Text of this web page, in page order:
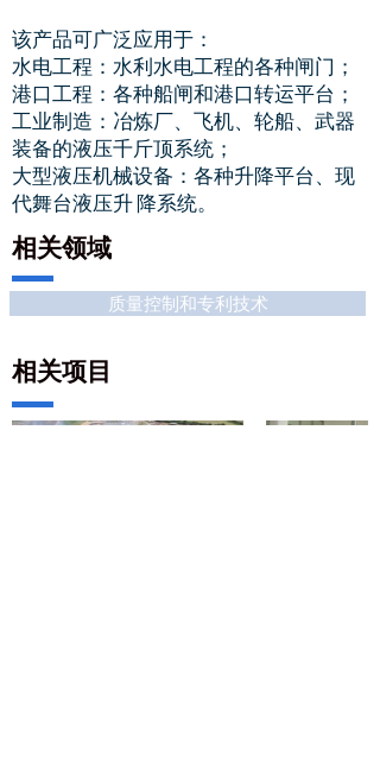
该产品可广泛应用于：
水电工程：水利水电工程的各种闸门；
港口工程：各种船闸和港口转运平台；
工业制造：冶炼厂、飞机、轮船、武器
装备的液压千斤顶系统；
大型液压机械设备：各种升降平台、现
代舞台液压升 降系统。
相关领域
质量控制和专利技术
相关项目